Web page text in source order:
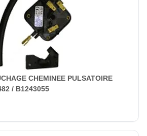
CHEMINEE PULSATOIRE
/ B1243055